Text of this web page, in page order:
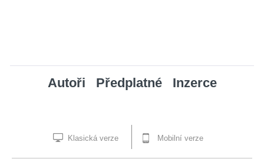
Autoři Předplatné Inzerce
Klasická verze Mobilní verze